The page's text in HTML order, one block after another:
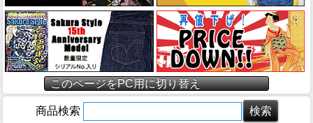
このページをPC用に切り替え
商品検索